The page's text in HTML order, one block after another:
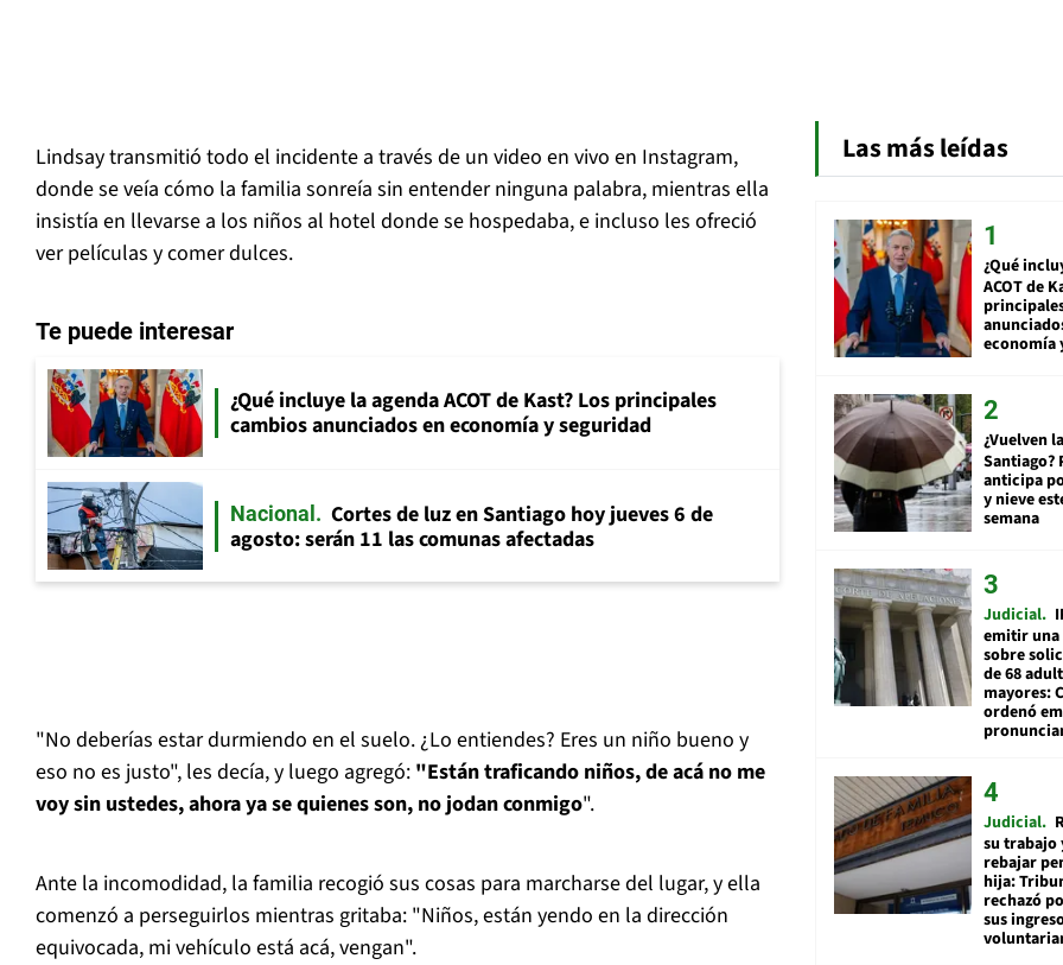
Lindsay transmitió todo el incidente a través de un video en vivo en Instagram,
donde se veía cómo la familia sonreía sin entender ninguna palabra, mientras ella
insistía en llevarse a los niños al hotel donde se hospedaba, e incluso les ofreció
ver películas y comer dulces.
Te puede interesar
¿Qué incluye la agenda ACOT de Kast? Los principales
cambios anunciados en economía y seguridad
Nacional
Cortes de luz en Santiago hoy jueves 6 de
agosto: serán 11 las comunas afectadas
"No deberías estar durmiendo en el suelo. ¿Lo entiendes? Eres un niño bueno y
eso no es justo", les decía, y luego agregó: "Están traficando niños, de acá no me
voy sin ustedes, ahora ya se quienes son, no jodan conmigo".
Ante la incomodidad, la familia recogió sus cosas para marcharse del lugar, y ella
comenzó a perseguirlos mientras gritaba: "Niños, están yendo en la dirección
equivocada, mi vehículo está acá, vengan".
Las más leídas
¿Qué
ACOT de
economía
¿Vuelven
Santiago?
anticipa
y nieve
semana
Judicial
emitir
sobre
de 68
mayores:
ordenó
Judicial
su trabajo
rebajar
hija:
rechazó
sus